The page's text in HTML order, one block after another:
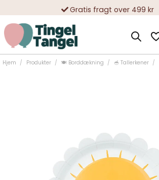
Gratis fragt over 499 kr
10 000-vis af tilfredse kunder
Hjem Produkter 🍽️ Borddækning 🥣 Tallerkener